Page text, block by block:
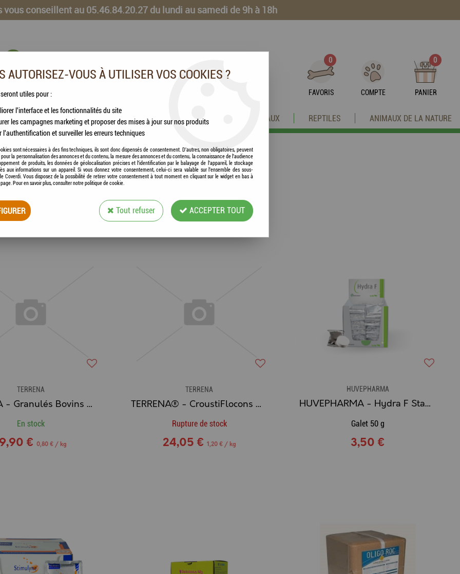
vous conseillent au 05.46.84.20.27 du lundi au samedi de 9h à 18h
0
FAVORIS COMPTE
0
PANIER
CHEVAUX VOLAILLES ANIMAUX DE LA FERME OISEAUX REPTILES ANIMAUX DE LA NATURE
COMPLÉMENTS ALIMENTAIRES
12 articles sur12
TERRENA
TERRENA - Granulés Bovins NRJ N-O FIB
En stock
€0,80 € / kg
TERRENA
TERRENA® - CroustiFlocons N-O HP Complément Alimentaire Bovin
Rupture de stock
24,05 € 1,20 € / kg
HUVEPHARMA
HUVEPHARMA - Hydra F Stabilisation du bilan des Électrolytes
Galet 50 g
3,50 €
AUTORISEZ-VOUS À UTILISER VOS COOKIES ?
utiles pour :
l'interface et les fonctionnalités du site
les campagnes marketing et proposer des mises à jour sur nos produits
l'authentification et surveiller les erreurs techniques
sont nécessaires à des fins techniques, ils sont donc dispensés de consentement. D'autres, non obligatoires, peuvent
pour la personnalisation des annonces et du contenu, la mesure des annonces et du contenu, la connaissance de l'audience
de produits, les données de géolocalisation précises et l'identification par le balayage de l'appareil, le stockage
aux informations sur un appareil. Si vous donnez votre consentement, celui-ci sera valable sur l’ensemble des sous-
Coverdi. Vous disposez de la possibilité de retirer votre consentement à tout moment en cliquant sur le widget en bas à
Pour en savoir plus, consulter notre politique de cookie.
Tout refuser ACCEPTER TOUT